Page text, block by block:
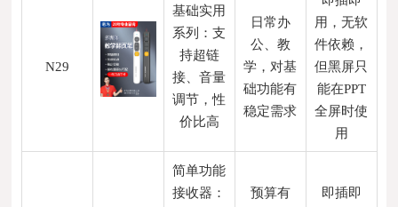
N29
基础实用
系列：支
持超链
接、音量
调节，性
价比高
日常办
公、教
学，对基
础功能有
稳定需求
用，无软
件依赖，
但黑屏只
能在PPT
全屏时使
用
简单功能
接收器：
预算有
即插即